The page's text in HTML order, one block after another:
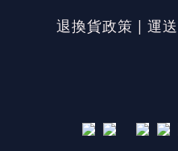
退換貨政策 運